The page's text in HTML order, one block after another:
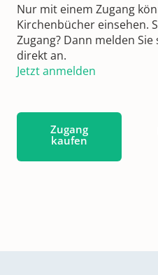
Nur mit einem Zugang
Kirchenbücher einsehen.
Zugang? Dann melden
direkt an.
Jetzt anmelden
Zugang
kaufen